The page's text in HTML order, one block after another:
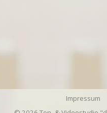
Impressum